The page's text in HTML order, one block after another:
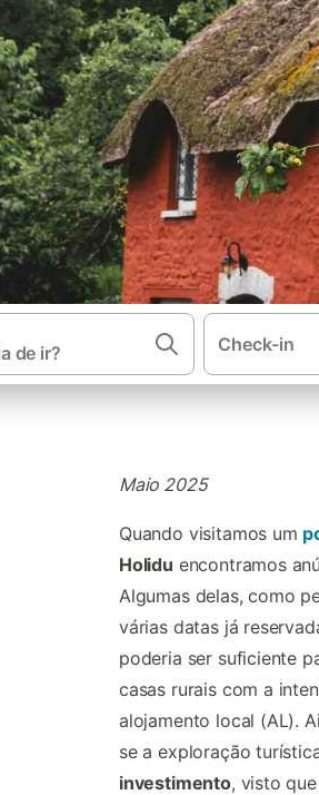
Check-in
Maio 2025
Quando visitamos um
Holidu encontramos
Algumas delas, como
várias datas já
poderia ser suficiente
casas rurais com a
alojamento local (AL).
se a exploração
investimento, visto